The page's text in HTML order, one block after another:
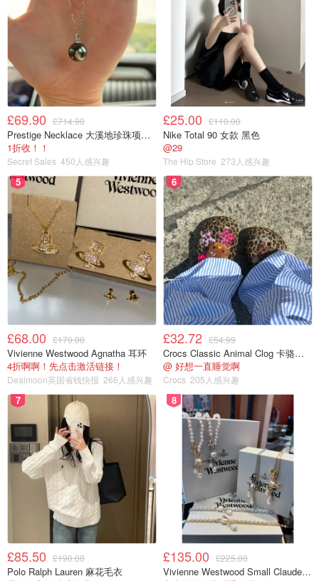
相比之下，一片标准的超市白面包只含30-80卡路里。
玛莎百货的一位内部人士说：“每一片‘水晶面包’都倾注了大
量心血。这是一款非常专业的产品，严格按照传统工艺制
作。”一位发言人补充说，它使用的都是“餐厅品质的食材”。
那么，你觉得备受追捧的“玻璃面包”是否名副其实呢？
玛莎圣诞狂飙
£69.90 £714.90
Prestige Necklace 大溪地珍珠项链 10-11mm
1折收！！
Secret Sales 450人感兴趣
£25.00 £110.00
Nike Total 90 女款 黑色
@29
The Hip Store 273人感兴趣
5
£68.00 £170.00
Vivienne Westwood Agnatha 耳环
4折啊啊！先点击激活链接！
Dealmoon英国省钱快报 266人感兴趣
6
£32.72 £54.99
Crocs Classic Animal Clog 卡骆驰动物印花洞洞鞋
@ 好想一直睡觉啊
Crocs 205人感兴趣
7
£85.50 £190.00
Polo Ralph Lauren 麻花毛衣
8
£135.00 £225.00
Vivienne Westwood Small Claude 珍珠项链